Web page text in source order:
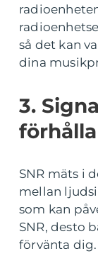
så det kan
dina
3.
SNR mäts i
mellan
som kan
SNR, desto
förvänta dig.